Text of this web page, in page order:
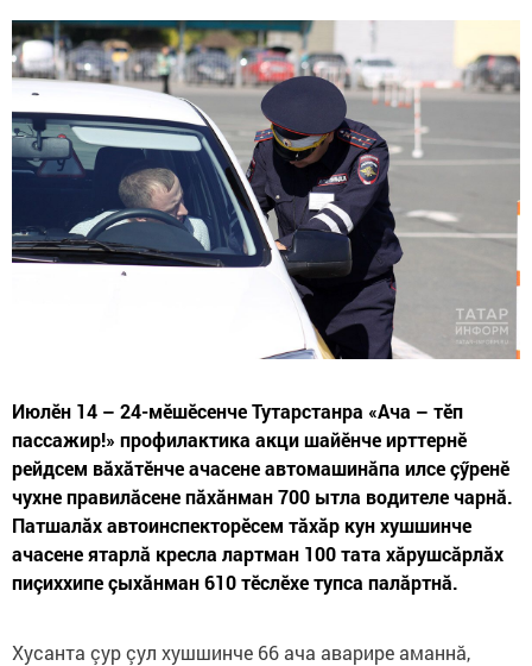
Июлӗн 14 – 24-мӗшӗсенче Тутарстанра «Ача – тӗп
пассажир!» профилактика акци шайӗнче ирттернӗ
рейдсем вăхăтӗнче ачасене автомашинăпа илсе çӳренӗ
чухне правилăсене пăхăнман 700 ытла водителе чарнă.
Патшалăх автоинспекторӗсем тăхăр кун хушшинче
ачасене ятарлă кресла лартман 100 тата хăрушсăрлăх
пиçиххипе çыхăнман 610 тӗслӗхе тупса палăртнă.
Хусанта çур çул хушшинче 66 ача аварире аманнă,